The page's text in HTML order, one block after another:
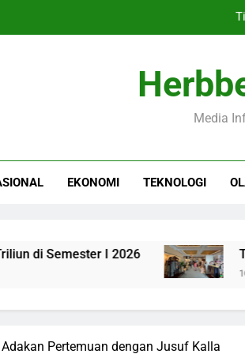
Media
EKONOMI TEKNOLOGI
I 2026 TikTok
10 Jam Ago
Pertemuan dengan Jusuf Kalla